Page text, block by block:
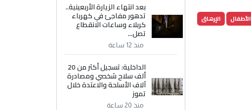
الأطفال الإرهاق
بعد انتهاء الزيارة الأربعينية..
تدهور مفاجئ في كهرباء
كربلاء وساعات الانقطاع
تصل...
منذ 12 ساعة
الداخلية: تسجيل أكثر من 20
ألف سلاح شخصي ومصادرة
آلاف الأسلحة والاعتدة خلال
تموز
منذ 20 ساعة